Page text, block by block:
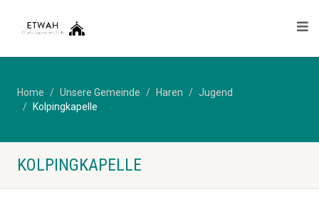
Home Unsere Gemeinde Haren
Jugend
Kolpingkapelle
KOLPINGKAPELLE